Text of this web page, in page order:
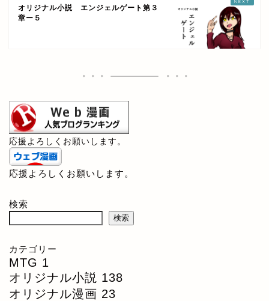
オリジナル小説 エンジェルゲート第３
章ー５
応援よろしくお願いします。
応援よろしくお願いします。
検索
検索
カテゴリー
MTG 1
オリジナル小説 138
オリジナル漫画 23